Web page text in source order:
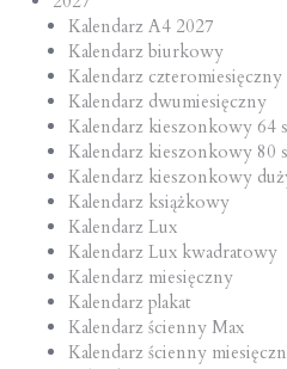
Kalendarz A4 2027
Kalendarz biurkowy
Kalendarz czteromiesięczny
Kalendarz dwumiesięczny
Kalendarz kieszonkowy 64
Kalendarz kieszonkowy 80
Kalendarz kieszonkowy
Kalendarz książkowy
Kalendarz Lux
Kalendarz Lux kwadratowy
Kalendarz miesięczny
Kalendarz plakat
Kalendarz ścienny Max
Kalendarz ścienny